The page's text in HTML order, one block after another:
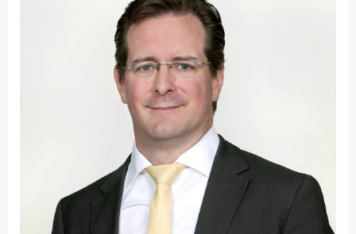
Ingenieurwissenschaften
Fakultät Management,
Kultur und Technik
Fakultät Wirtschafts- und
Sozialwissenschaften
Forschung, Kooperation,
Drittmittel
Gebäude und Technik